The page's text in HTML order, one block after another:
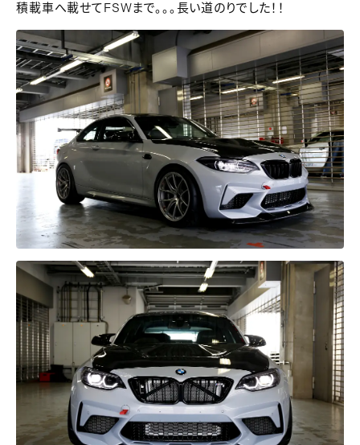
積載車へ載せてFSWまで。。。長い道のりでした！！